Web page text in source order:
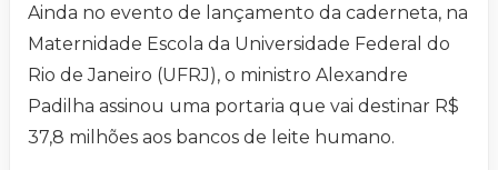
Ainda no evento de lançamento da caderneta, na
Maternidade Escola da Universidade Federal do
Rio de Janeiro (UFRJ), o ministro Alexandre
Padilha assinou uma portaria que vai destinar R$
37,8 milhões aos bancos de leite humano.